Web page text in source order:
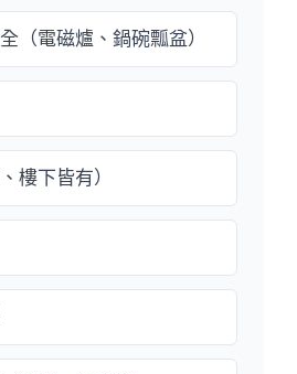
（電磁爐、鍋碗瓢盆）
樓下皆有）